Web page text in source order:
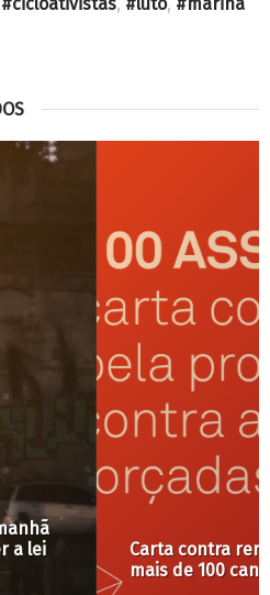
forçadas tem adesão de